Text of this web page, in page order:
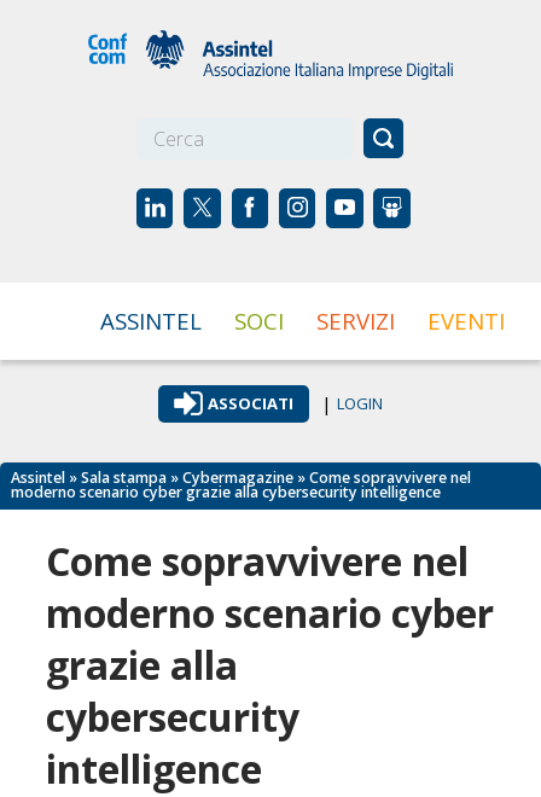
ASSINTEL SOCI SERVIZI EVENTI
ASSOCIATI | LOGIN
Assintel »Sala stampa »Cybermagazine » Come sopravvivere nel
moderno scenario cyber grazie alla cybersecurity intelligence
Come sopravvivere nel
moderno scenario cyber
grazie alla
cybersecurity
intelligence